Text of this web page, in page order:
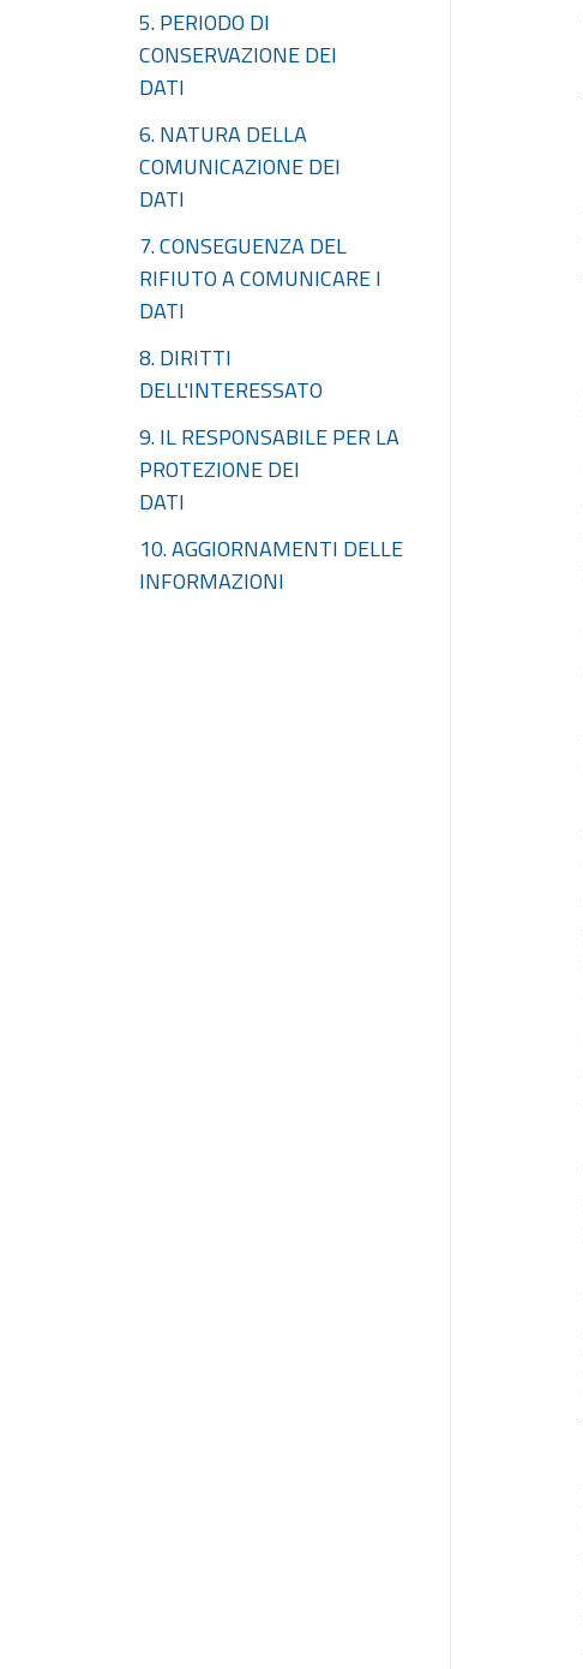
5. PERIODO DI
CONSERVAZIONE DEI
DATI
6. NATURA DELLA
COMUNICAZIONE DEI
DATI
7. CONSEGUENZA DEL
RIFIUTO A COMUNICARE I
DATI
8. DIRITTI
DELL'INTERESSATO
9. IL RESPONSABILE PER LA
PROTEZIONE DEI
DATI
10. AGGIORNAMENTI DELLE
INFORMAZIONI